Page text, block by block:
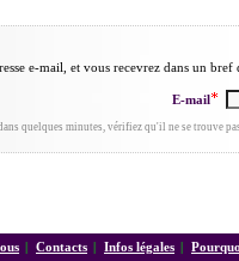
e-mail, et vous recevrez dans un
E-mail
quelques minutes, vérifiez qu'il ne se trouve
| Contacts | Infos légales |